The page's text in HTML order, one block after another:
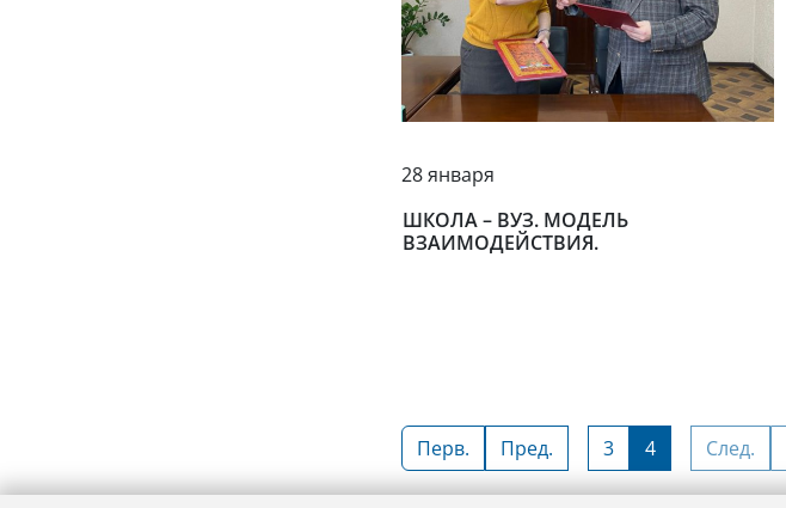
28 января
ШКОЛА – ВУЗ. МОДЕЛЬ
ВЗАИМОДЕЙСТВИЯ.
Перв. Пред. 3 4 След.